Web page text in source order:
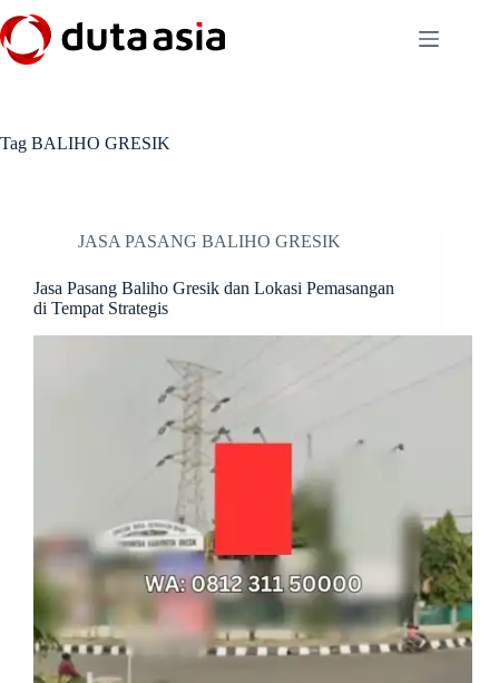
to
content
Tag BALIHO GRESIK
JASA PASANG BALIHO GRESIK
Jasa Pasang Baliho Gresik dan Lokasi Pemasangan
di Tempat Strategis